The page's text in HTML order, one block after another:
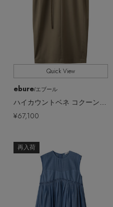
スーツケース
レッグウェア
ポーチ
チャーム・ストラップ
その他(傘・ハンカチ・
チャーム
BRAND NEWS
HOT STYLE
EDITOR'S CLOSET
メルマガ PICKUP
PERSONAL COLOR
販売状況
価格 Quick View
ebure/エブール
¥67,100
再入荷